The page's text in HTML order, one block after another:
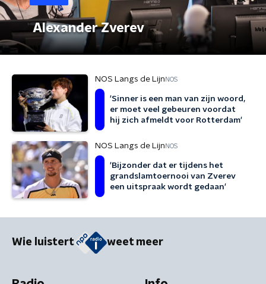
Alexander Zverev
NOS Langs de Lijn NOS
'Sinner is een man van zijn woord,
er moet veel gebeuren voordat
hij zich afmeldt voor Rotterdam'
NOS Langs de Lijn NOS
'Bijzonder dat er tijdens het
grandslamtoernooi van Zverev
een uitspraak wordt gedaan'
Wie luistert weet meer